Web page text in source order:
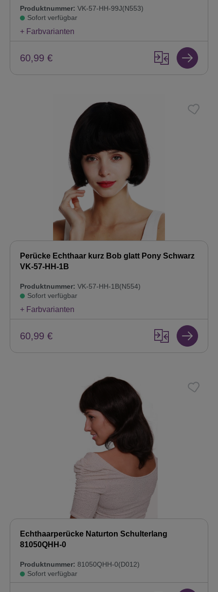
Produktnummer: VK-57-HH-99J(N553)
Sofort verfügbar
+ Farbvarianten
60,99 €
Perücke Echthaar kurz Bob glatt Pony Schwarz
VK-57-HH-1B
Produktnummer: VK-57-HH-1B(N554)
Sofort verfügbar
+ Farbvarianten
60,99 €
Echthaarperücke Naturton Schulterlang
81050QHH-0
Produktnummer: 81050QHH-0(D012)
Sofort verfügbar